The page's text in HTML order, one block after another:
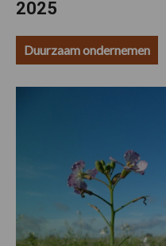
2025
Duurzaam ondernemen